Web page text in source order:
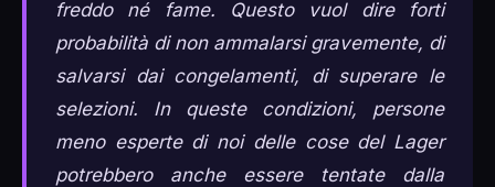
freddo né fame. Questo vuol dire forti
probabilità di non ammalarsi gravemente, di
salvarsi dai congelamenti, di superare le
selezioni. In queste condizioni, persone
meno esperte di noi delle cose del Lager
potrebbero anche essere tentate dalla